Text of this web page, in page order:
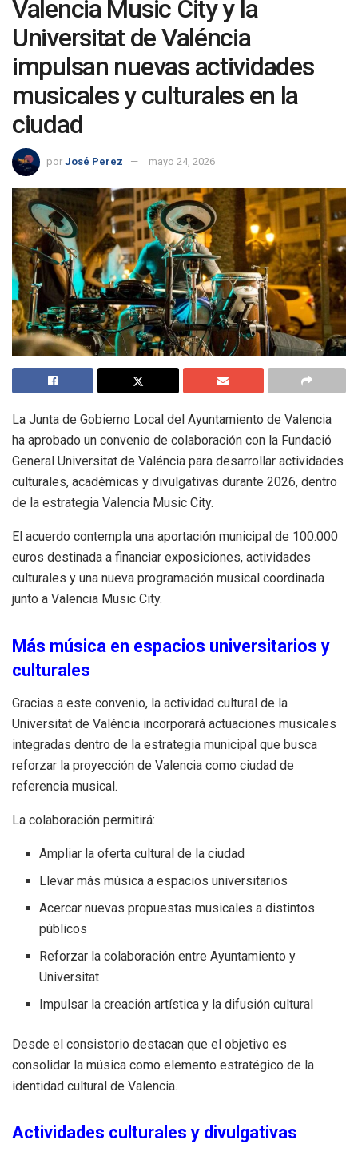
Valencia Music City y la
Universitat de Valéncia
impulsan nuevas actividades
musicales y culturales en la
ciudad
por José Perez mayo 24, 2026
La Junta de Gobierno Local del Ayuntamiento de Valencia
ha aprobado un convenio de colaboración con la Fundació
General Universitat de Valéncia para desarrollar actividades
culturales, académicas y divulgativas durante 2026, dentro
de la estrategia Valencia Music City.
El acuerdo contempla una aportación municipal de 100.000
euros destinada a financiar exposiciones, actividades
culturales y una nueva programación musical coordinada
junto a Valencia Music City.
Más música en espacios universitarios y
culturales
Gracias a este convenio, la actividad cultural de la
Universitat de Valéncia incorporará actuaciones musicales
integradas dentro de la estrategia municipal que busca
reforzar la proyección de Valencia como ciudad de
referencia musical.
La colaboración permitirá:
Ampliar la oferta cultural de la ciudad
Llevar más música a espacios universitarios
Acercar nuevas propuestas musicales a distintos
públicos
Reforzar la colaboración entre Ayuntamiento y
Universitat
Impulsar la creación artística y la difusión cultural
Desde el consistorio destacan que el objetivo es
consolidar la música como elemento estratégico de la
identidad cultural de Valencia.
Actividades culturales y divulgativas